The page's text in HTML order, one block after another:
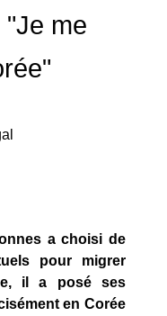
"Je me
a choisi de
pour migrer
il a posé ses
en Corée